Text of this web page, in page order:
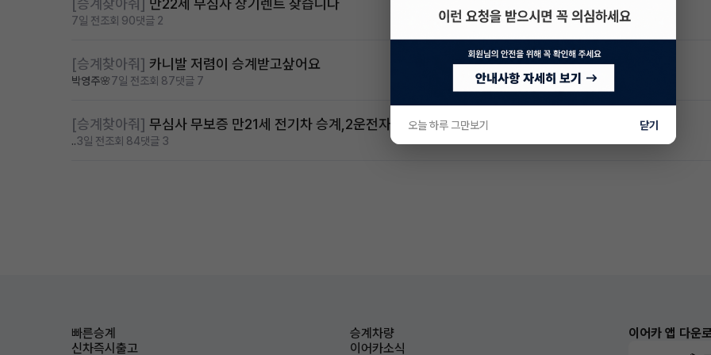
[승계찾아줘] 만22세 무심사 장기렌트 찾습니다
7일 전조회 90댓글 2
[승계찾아줘] 카니발 저렴이 승계받고샆어요
박영주🌸7일 전조회 87댓글 7
[승계찾아줘] 무심사 무보증 만21세 전기차 승계,2운전자
..3일 전조회 84댓글 3
빠른승계
승계차량
신차즉시출고
이어카소식
이어카 앱 다운
오늘 하루 그만보기 닫기